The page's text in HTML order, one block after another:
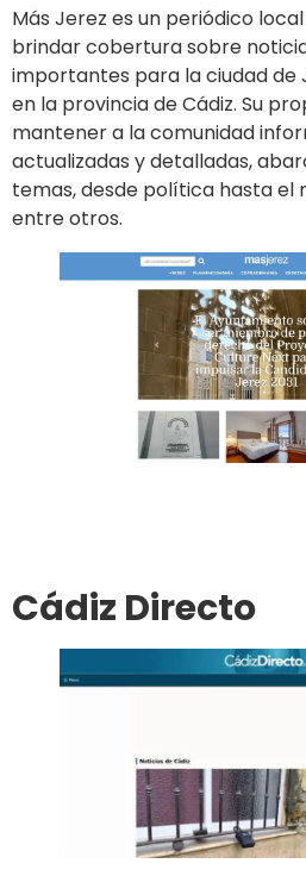
Más Jerez es un periódico
brindar cobertura sobre
importantes para la ciudad de
en la provincia de Cádiz. Su
mantener a la comunidad
actualizadas y detalladas,
temas, desde política hasta el
entre otros.
Cádiz Directo